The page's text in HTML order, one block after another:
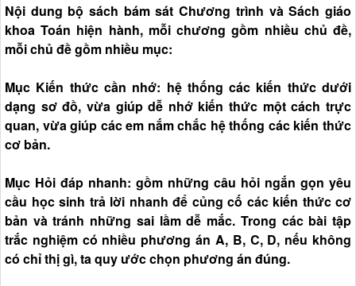
Nội dung bộ sách bám sát Chương trình và Sách giáo
khoa Toán hiện hành, mỗi chương gồm nhiều chủ đề,
mỗi chủ đề gồm nhiều mục:
Mục Kiến thức cần nhớ: hệ thống các kiến thức dưới
dạng sơ đồ, vừa giúp dễ nhớ kiến thức một cách trực
quan, vừa giúp các em nắm chắc hệ thống các kiến thức
cơ bản.
Mục Hỏi đáp nhanh: gồm những câu hỏi ngắn gọn yêu
cầu học sinh trả lời nhanh để củng cố các kiến thức cơ
bản và tránh những sai lầm dễ mắc. Trong các bài tập
trắc nghiệm có nhiều phương án A, B, C, D, nếu không
có chỉ thị gì, ta quy ước chọn phương án đúng.